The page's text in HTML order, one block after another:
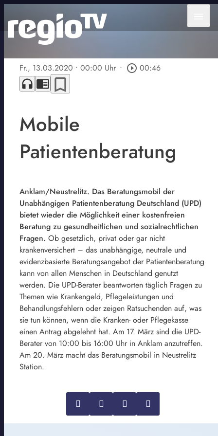
Fr., 13.03.2020 • 00:00 Uhr • play_circle_outline 00:46
headphones chrome_reader_mode bookmark_border
Mobile
Patientenberatung
Anklam/Neustrelitz. Das Beratungsmobil der
Unabhängigen Patientenberatung Deutschland (UPD)
bietet wieder die Möglichkeit einer kostenfreien
Beratung zu gesundheitlichen und sozialrechtlichen
Fragen. Ob gesetzlich, privat oder gar nicht
krankenversichert – das unabhängige, neutrale und
evidenzbasierte Beratungsangebot der Patientenberatung
kann von allen Menschen in Deutschland genutzt
werden. Die UPD-Berater beantworten täglich Fragen zu
Themen wie Krankengeld, Pflegeleistungen und
Behandlungsfehlern oder zeigen Ratsuchenden auf, was
sie tun können, wenn die Kranken- oder Pflegekasse
einen Antrag abgelehnt hat. Am 17. März sind die UPD-
Berater von 10:00 bis 16:00 Uhr in Anklam anzutreffen.
Am 20. März macht das Beratungsmobil in Neustrelitz
Station.